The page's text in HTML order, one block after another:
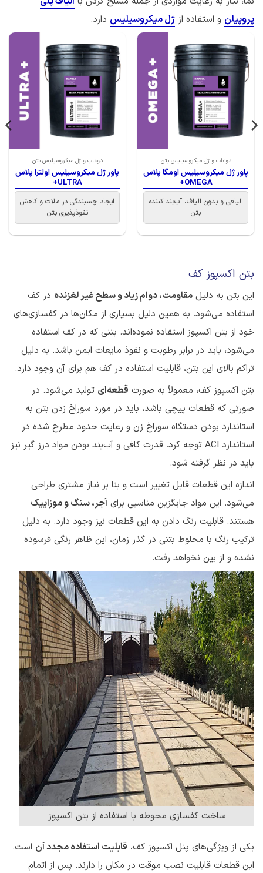
پروپیلن و استفاده از ژل میکروسیلیس دارد.
دوغاب و ژل میکروسیلیس بتن
پاور ژل میکروسیلیس اومگا پلاس
OMEGA+
الیافی و بدون الیاف، آب‌بند کننده
بتن
دوغاب و ژل میکروسیلیس بتن
پاور ژل میکروسیلیس اولترا پلاس
ULTRA+
ایجاد چسبندگی در ملات و کاهش
نفو‌ذپذیری بتن
بتن اکسپوز کف
این بتن به دلیل مقاومت، دوام زیاد و سطح غیر لغزنده در کف
استفاده می‌شود. به همین دلیل بسیاری از مکان‌ها در کفسازی‌های
خود از بتن اکسپوز استفاده نموده‌اند. بتنی که در کف استفاده
می‌شود، باید در برابر رطوبت و نفوذ مایعات ایمن باشد. به دلیل
تراکم بالای این بتن، قابلیت استفاده در کف هم برای آن وجود دارد.
بتن اکسپوز کف، معمولاً به صورت قطعه‌ای تولید می‌شود. در
صورتی که قطعات پیچی باشد، باید در مورد سوراخ زدن بتن به
استاندارد بودن دستگاه سوراخ زن و رعایت حدود مطرح شده در
استاندارد ACI توجه کرد. قدرت کافی و آب‌بند بودن مواد درز گیر نیز
باید در نظر گرفته شود.
اندازه این قطعات قابل تغییر است و بنا بر نیاز مشتری طراحی
می‌شود. این مواد جایگزین مناسبی برای آجر، سنگ و موزاییک
هستند. قابلیت رنگ دادن به این قطعات نیز وجود دارد. به دلیل
ترکیب رنگ با مخلوط بتنی در گذر زمان، این ظاهر رنگی فرسوده
نشده و از بین نخواهد رفت.
ساخت کفسازی محوطه با استفاده از بتن اکسپوز
یکی از ویژگی‌های پنل اکسپوز کف، قابلیت استفاده مجدد آن است.
این قطعات قابلیت نصب موقت در مکان را دارند. پس از اتمام